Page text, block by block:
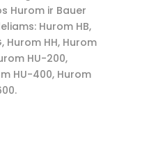
Hurom ir Bauer
Hurom HB,
Hurom HH, Hurom
HU-200,
HU-400, Hurom